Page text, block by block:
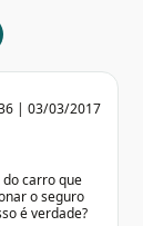
| 03/03/2017
carro que
o seguro
é verdade?